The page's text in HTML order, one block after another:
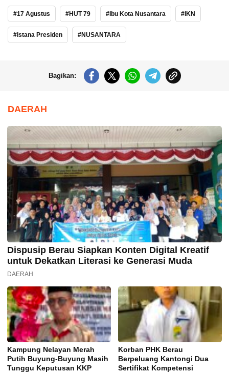
17 Agustus HUT 79 Ibu Kota Nusantara IKN
Istana Presiden NUSANTARA
Bagikan:
DAERAH
Dispusip Berau Siapkan Konten Digital Kreatif
untuk Dekatkan Literasi ke Generasi Muda
DAERAH
Kampung Nelayan Merah
Putih Buyung-Buyung Masih
Tunggu Keputusan KKP
Korban PHK Berau
Berpeluang Kantongi Dua
Sertifikat Kompetensi